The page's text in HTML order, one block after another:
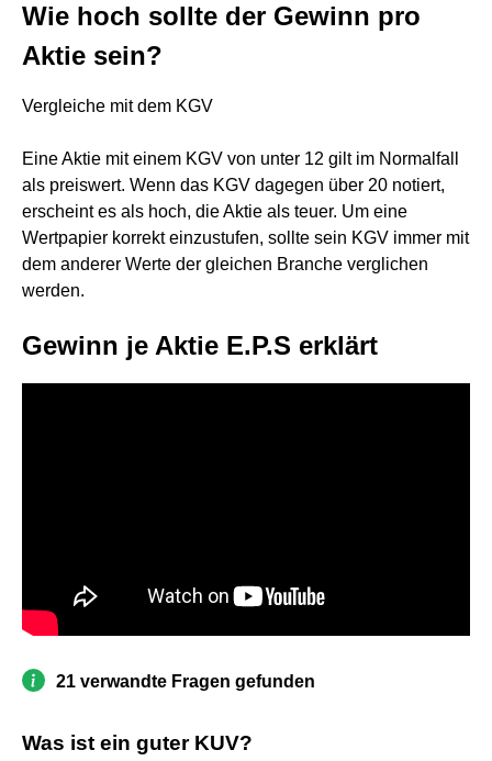
Wie hoch sollte der Gewinn pro
Aktie sein?
Vergleiche mit dem KGV
Eine Aktie mit einem KGV von unter 12 gilt im Normalfall
als preiswert. Wenn das KGV dagegen über 20 notiert,
erscheint es als hoch, die Aktie als teuer. Um eine
Wertpapier korrekt einzustufen, sollte sein KGV immer mit
dem anderer Werte der gleichen Branche verglichen
werden.
Gewinn je Aktie E.P.S erklärt
21 verwandte Fragen gefunden
Was ist ein guter KUV?